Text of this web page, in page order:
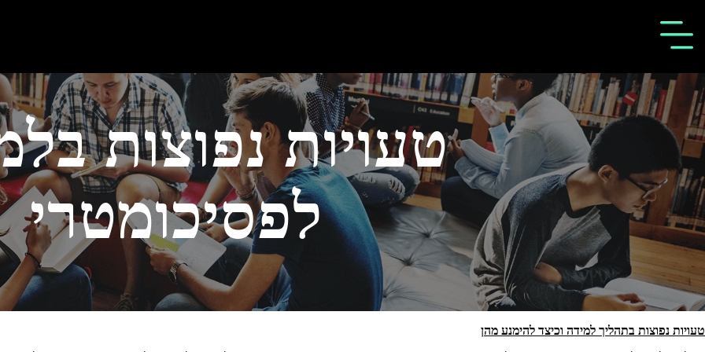
טעויות נפוצות
לפסיכומטרי
טעויות נפוצות בתהליך למידה וכיצד להימנע מהן